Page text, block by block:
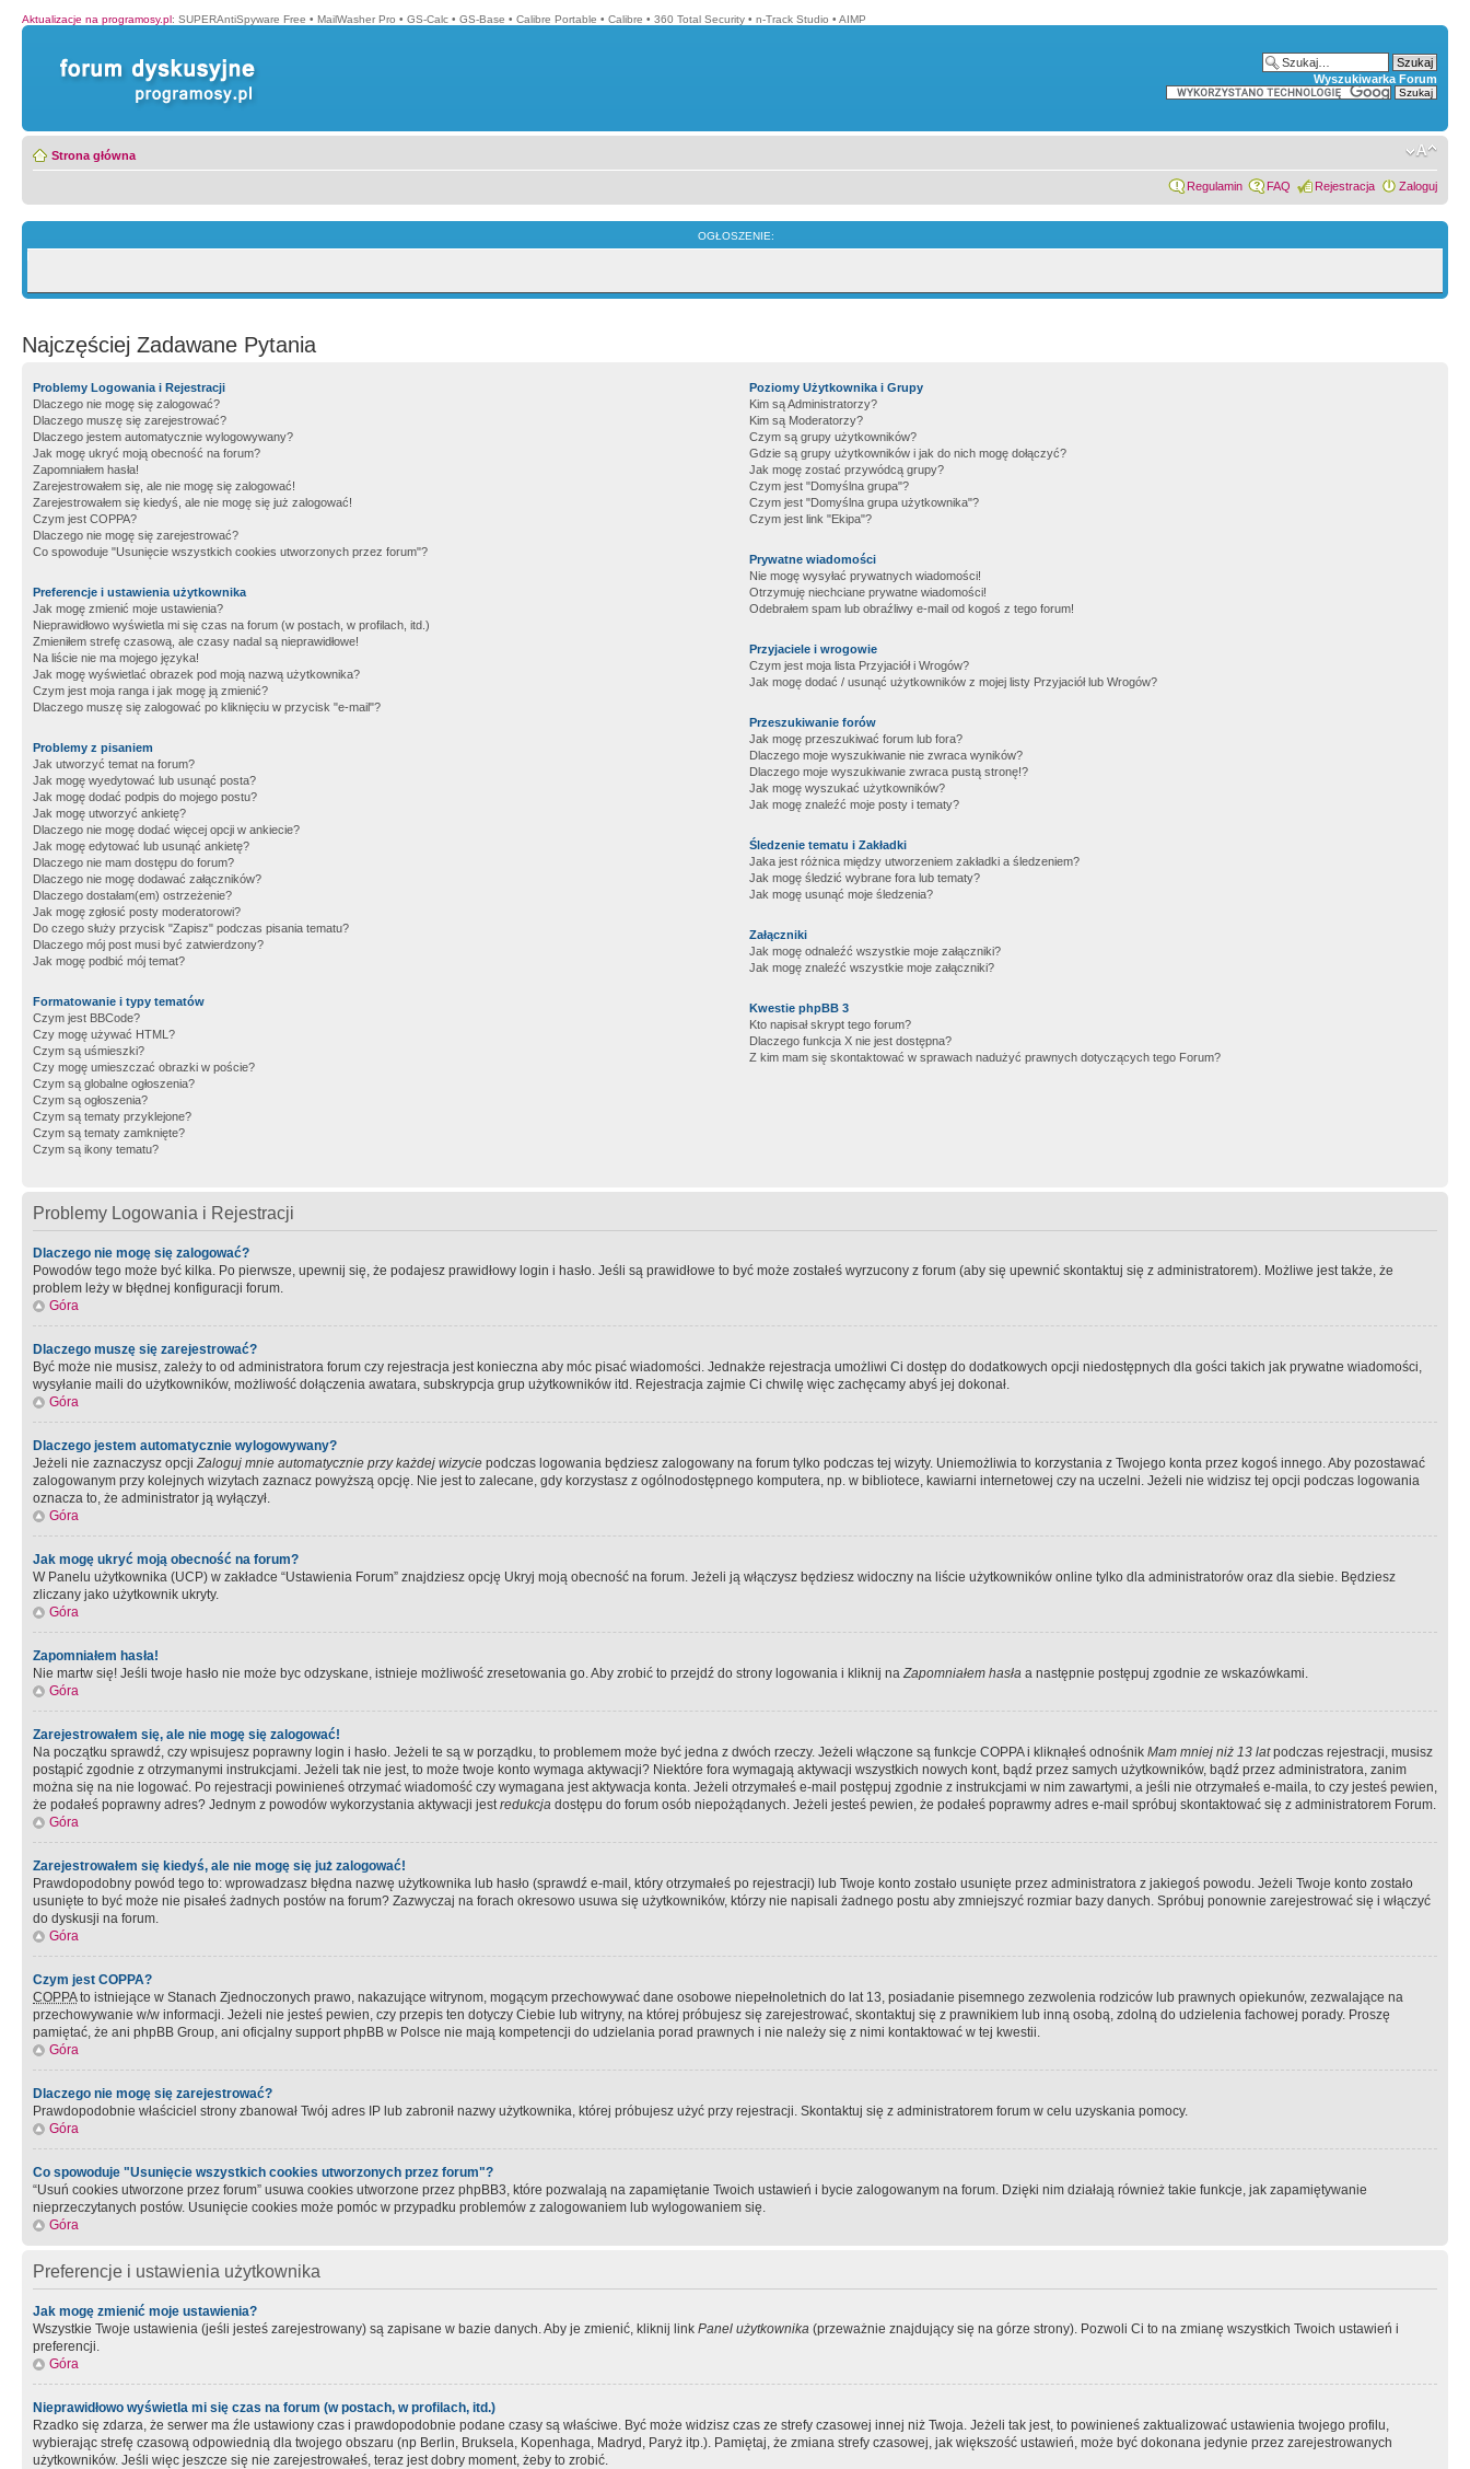
Aktualizacje na programosy.pl: SUPERAntiSpyware Free • MailWasher Pro • GS-Calc • GS-Base • Calibre Portable • Calibre • 360 Total Security • n-Track Studio • AIMP
Wyszukiwarka Forum
Strona główna
Regulamin FAQ Rejestracja Zaloguj
OGŁOSZENIE:
Najczęściej Zadawane Pytania
Problemy Logowania i Rejestracji
Dlaczego nie mogę się zalogować?
Dlaczego muszę się zarejestrować?
Dlaczego jestem automatycznie wylogowywany?
Jak mogę ukryć moją obecność na forum?
Zapomniałem hasła!
Zarejestrowałem się, ale nie mogę się zalogować!
Zarejestrowałem się kiedyś, ale nie mogę się już zalogować!
Czym jest COPPA?
Dlaczego nie mogę się zarejestrować?
Co spowoduje "Usunięcie wszystkich cookies utworzonych przez forum"?
Preferencje i ustawienia użytkownika
Jak mogę zmienić moje ustawienia?
Nieprawidłowo wyświetla mi się czas na forum (w postach, w profilach, itd.)
Zmieniłem strefę czasową, ale czasy nadal są nieprawidłowe!
Na liście nie ma mojego języka!
Jak mogę wyświetlać obrazek pod moją nazwą użytkownika?
Czym jest moja ranga i jak mogę ją zmienić?
Dlaczego muszę się zalogować po kliknięciu w przycisk "e-mail"?
Problemy z pisaniem
Jak utworzyć temat na forum?
Jak mogę wyedytować lub usunąć posta?
Jak mogę dodać podpis do mojego postu?
Jak mogę utworzyć ankietę?
Dlaczego nie mogę dodać więcej opcji w ankiecie?
Jak mogę edytować lub usunąć ankietę?
Dlaczego nie mam dostępu do forum?
Dlaczego nie mogę dodawać załączników?
Dlaczego dostałam(em) ostrzeżenie?
Jak mogę zgłosić posty moderatorowi?
Do czego służy przycisk "Zapisz" podczas pisania tematu?
Dlaczego mój post musi być zatwierdzony?
Jak mogę podbić mój temat?
Formatowanie i typy tematów
Czym jest BBCode?
Czy mogę używać HTML?
Czym są uśmieszki?
Czy mogę umieszczać obrazki w poście?
Czym są globalne ogłoszenia?
Czym są ogłoszenia?
Czym są tematy przyklejone?
Czym są tematy zamknięte?
Czym są ikony tematu?
Poziomy Użytkownika i Grupy
Kim są Administratorzy?
Kim są Moderatorzy?
Czym są grupy użytkowników?
Gdzie są grupy użytkowników i jak do nich mogę dołączyć?
Jak mogę zostać przywódcą grupy?
Czym jest "Domyślna grupa"?
Czym jest "Domyślna grupa użytkownika"?
Czym jest link "Ekipa"?
Prywatne wiadomości
Nie mogę wysyłać prywatnych wiadomości!
Otrzymuję niechciane prywatne wiadomości!
Odebrałem spam lub obraźliwy e-mail od kogoś z tego forum!
Przyjaciele i wrogowie
Czym jest moja lista Przyjaciół i Wrogów?
Jak mogę dodać / usunąć użytkowników z mojej listy Przyjaciół lub Wrogów?
Przeszukiwanie forów
Jak mogę przeszukiwać forum lub fora?
Dlaczego moje wyszukiwanie nie zwraca wyników?
Dlaczego moje wyszukiwanie zwraca pustą stronę!?
Jak mogę wyszukać użytkowników?
Jak mogę znaleźć moje posty i tematy?
Śledzenie tematu i Zakładki
Jaka jest różnica między utworzeniem zakładki a śledzeniem?
Jak mogę śledzić wybrane fora lub tematy?
Jak mogę usunąć moje śledzenia?
Załączniki
Jak mogę odnaleźć wszystkie moje załączniki?
Jak mogę znaleźć wszystkie moje załączniki?
Kwestie phpBB 3
Kto napisał skrypt tego forum?
Dlaczego funkcja X nie jest dostępna?
Z kim mam się skontaktować w sprawach nadużyć prawnych dotyczących tego Forum?
Problemy Logowania i Rejestracji
Dlaczego nie mogę się zalogować?
Powodów tego może być kilka. Po pierwsze, upewnij się, że podajesz prawidłowy login i hasło. Jeśli są prawidłowe to być może zostałeś wyrzucony z forum (aby się upewnić skontaktuj się z administratorem). Możliwe jest także, że
problem leży w błędnej konfiguracji forum.
Góra
Dlaczego muszę się zarejestrować?
Być może nie musisz, zależy to od administratora forum czy rejestracja jest konieczna aby móc pisać wiadomości. Jednakże rejestracja umożliwi Ci dostęp do dodatkowych opcji niedostępnych dla gości takich jak prywatne wiadomości,
wysyłanie maili do użytkowników, możliwość dołączenia awatara, subskrypcja grup użytkowników itd. Rejestracja zajmie Ci chwilę więc zachęcamy abyś jej dokonał.
Góra
Dlaczego jestem automatycznie wylogowywany?
Jeżeli nie zaznaczysz opcjiZaloguj mnie automatycznie przy każdej wizycie podczas logowania będziesz zalogowany na forum tylko podczas tej wizyty. Uniemożliwia to korzystania z Twojego konta przez kogoś innego. Aby pozostawać
zalogowanym przy kolejnych wizytach zaznacz powyższą opcję. Nie jest to zalecane, gdy korzystasz z ogólnodostępnego komputera, np. w bibliotece, kawiarni internetowej czy na uczelni. Jeżeli nie widzisz tej opcji podczas logowania
oznacza to, że administrator ją wyłączył.
Góra
Jak mogę ukryć moją obecność na forum?
W Panelu użytkownika (UCP) w zakładce “Ustawienia Forum” znajdziesz opcję Ukryj moją obecność na forum. Jeżeli ją włączysz będziesz widoczny na liście użytkowników online tylko dla administratorów oraz dla siebie. Będziesz
zliczany jako użytkownik ukryty.
Góra
Zapomniałem hasła!
Nie martw się! Jeśli twoje hasło nie może byc odzyskane, istnieje możliwość zresetowania go. Aby zrobić to przejdź do strony logowania i kliknij naZapomniałem hasła a następnie postępuj zgodnie ze wskazówkami.
Góra
Zarejestrowałem się, ale nie mogę się zalogować!
Na początku sprawdź, czy wpisujesz poprawny login i hasło. Jeżeli te są w porządku, to problemem może być jedna z dwóch rzeczy. Jeżeli włączone są funkcje COPPA i kliknąłeś odnośnik Mam mniej niż 13 latpodczas rejestracji, musisz
postąpić zgodnie z otrzymanymi instrukcjami. Jeżeli tak nie jest, to może twoje konto wymaga aktywacji? Niektóre fora wymagają aktywacji wszystkich nowych kont, bądź przez samych użytkowników, bądź przez administratora, zanim
można się na nie logować. Po rejestracji powinieneś otrzymać wiadomość czy wymagana jest aktywacja konta. Jeżeli otrzymałeś e-mail postępuj zgodnie z instrukcjami w nim zawartymi, a jeśli nie otrzymałeś e-maila, to czy jesteś pewien,
że podałeś poprawny adres? Jednym z powodów wykorzystania aktywacji jestredukcja dostępu do forum osób niepożądanych. Jeżeli jesteś pewien, że podałeś poprawmy adres e-mail spróbuj skontaktować się z administratorem Forum.
Góra
Zarejestrowałem się kiedyś, ale nie mogę się już zalogować!
Prawdopodobny powód tego to: wprowadzasz błędna nazwę użytkownika lub hasło (sprawdź e-mail, który otrzymałeś po rejestracji) lub Twoje konto zostało usunięte przez administratora z jakiegoś powodu. Jeżeli Twoje konto zostało
usunięte to być może nie pisałeś żadnych postów na forum? Zazwyczaj na forach okresowo usuwa się użytkowników, którzy nie napisali żadnego postu aby zmniejszyć rozmiar bazy danych. Spróbuj ponownie zarejestrować się i włączyć
do dyskusji na forum.
Góra
Czym jest COPPA?
COPPAto istniejące w Stanach Zjednoczonych prawo, nakazujące witrynom, mogącym przechowywać dane osobowe niepełnoletnich do lat 13, posiadanie pisemnego zezwolenia rodziców lub prawnych opiekunów, zezwalające na
przechowywanie w/w informacji. Jeżeli nie jesteś pewien, czy przepis ten dotyczy Ciebie lub witryny, na której próbujesz się zarejestrować, skontaktuj się z prawnikiem lub inną osobą, zdolną do udzielenia fachowej porady. Proszę
pamiętać, że ani phpBB Group, ani oficjalny support phpBB w Polsce nie mają kompetencji do udzielania porad prawnych i nie należy się z nimi kontaktować w tej kwestii.
Góra
Dlaczego nie mogę się zarejestrować?
Prawdopodobnie właściciel strony zbanował Twój adres IP lub zabronił nazwy użytkownika, której próbujesz użyć przy rejestracji. Skontaktuj się z administratorem forum w celu uzyskania pomocy.
Góra
Co spowoduje "Usunięcie wszystkich cookies utworzonych przez forum"?
“Usuń cookies utworzone przez forum” usuwa cookies utworzone przez phpBB3, które pozwalają na zapamiętanie Twoich ustawień i bycie zalogowanym na forum. Dzięki nim działają również takie funkcje, jak zapamiętywanie
nieprzeczytanych postów. Usunięcie cookies może pomóc w przypadku problemów z zalogowaniem lub wylogowaniem się.
Góra
Preferencje i ustawienia użytkownika
Jak mogę zmienić moje ustawienia?
Wszystkie Twoje ustawienia (jeśli jesteś zarejestrowany) są zapisane w bazie danych. Aby je zmienić, kliknij link Panel użytkownika (przeważnie znajdujący się na górze strony). Pozwoli Ci to na zmianę wszystkich Twoich ustawień i
preferencji.
Góra
Nieprawidłowo wyświetla mi się czas na forum (w postach, w profilach, itd.)
Rzadko się zdarza, że serwer ma źle ustawiony czas i prawdopodobnie podane czasy są właściwe. Być może widzisz czas ze strefy czasowej innej niż Twoja. Jeżeli tak jest, to powinieneś zaktualizować ustawienia twojego profilu,
wybierając strefę czasową odpowiednią dla twojego obszaru (np Berlin, Bruksela, Kopenhaga, Madryd, Paryż itp.). Pamiętaj, że zmiana strefy czasowej, jak większość ustawień, może być dokonana jedynie przez zarejestrowanych
użytkowników. Jeśli więc jeszcze się nie zarejestrowałeś, teraz jest dobry moment, żeby to zrobić.